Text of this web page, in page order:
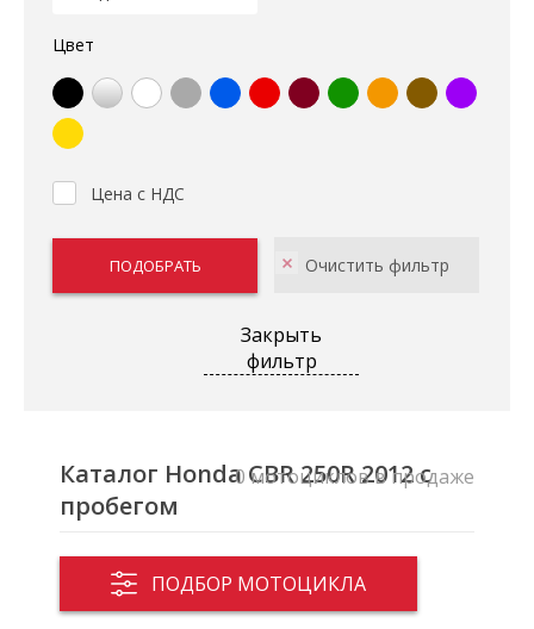
Цвет
Цена с НДС
Закрыть
фильтр
Каталог Honda CBR 250R 2012 с
пробегом
ПОДБОР МОТОЦИКЛА
0 мотоциклов в продаже